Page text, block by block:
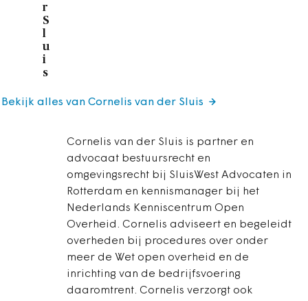
r
S
l
u
i
s
Cornelis van der Sluis is partner en
advocaat bestuursrecht en
omgevingsrecht bij SluisWest Advocaten in
Rotterdam en kennismanager bij het
Nederlands Kenniscentrum Open
Overheid. Cornelis adviseert en begeleidt
overheden bij procedures over onder
meer de Wet open overheid en de
inrichting van de bedrijfsvoering
daaromtrent. Cornelis verzorgt ook
Bekijk alles van Cornelis van der Sluis